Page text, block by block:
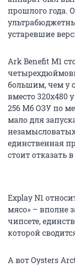
прошлого года.
устаревшие
Ark Benefit M1
большим, чем у
вместо 320x480
256 Мб ОЗУ по
мало для
единственная
стоит отказать
Explay N1
мясо» – вполне
чипсете,
которой
А вот Oysters